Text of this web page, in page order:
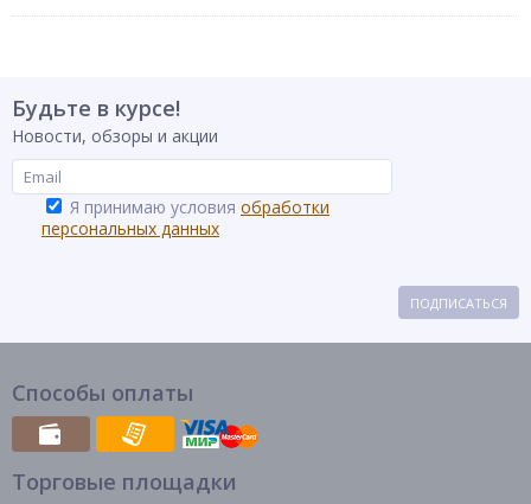
Будьте в курсе!
Новости, обзоры и акции
Я принимаю условия обработки
персональных данных
ПОДПИСАТЬСЯ
Способы оплаты
Торговые площадки